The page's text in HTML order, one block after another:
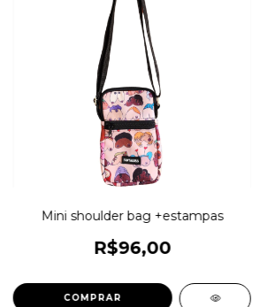
Mini shoulder bag +estampas
R$96,00
COMPRAR